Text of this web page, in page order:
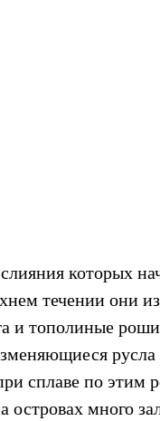
которых
течении они
и тополиные
русла
сплаве по этим
островах много